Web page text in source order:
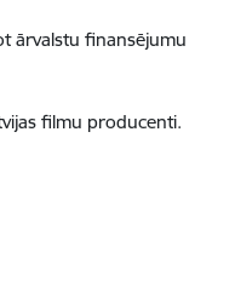
ārvalstu finansējumu
filmu producenti.